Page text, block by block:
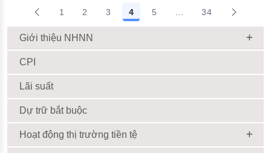
1 2 3 4 5 Trang trung gian Use
34
Giới thiệu NHNN
CPI
Lãi suất
Dự trữ bắt buộc
Hoạt động thị trường tiền tệ